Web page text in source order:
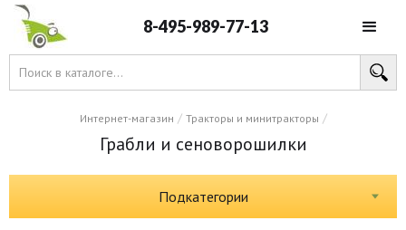
8-495-989-77-13
Интернет-магазин / Тракторы и минитракторы /
Грабли и сеноворошилки
Подкатегории